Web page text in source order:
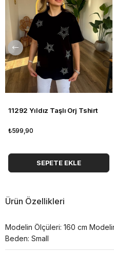
11292 Yıldız Taşlı Orj Tshirt
₺599,90
SEPETE EKLE
Ürün Özellikleri
Modelin Ölçüleri: 160 cm
Beden: Small